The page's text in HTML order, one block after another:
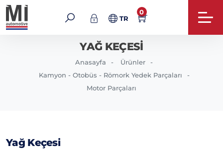
TR
0
YAĞ KEÇESI
Anasayfa
Ürünler
Kamyon - Otobüs - Römork Yedek Parçaları
Motor Parçaları
Yağ Keçesi